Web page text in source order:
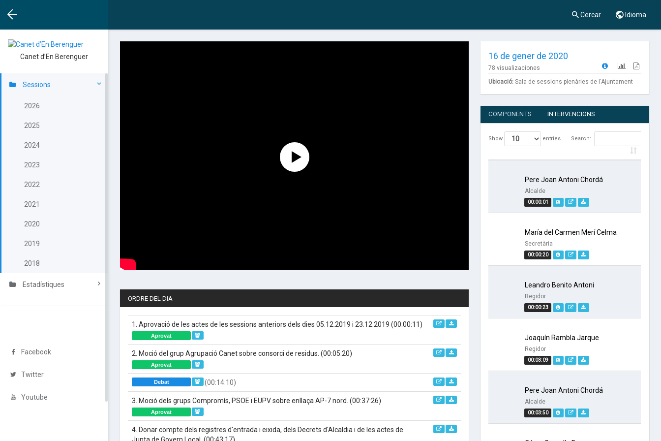
Cercar Idioma
Canet d’En Berenguer
Sessions
2026
2025
2024
2023
2022
2021
2020
2019
2018
Estadístiques
Facebook
Twitter
Youtube
ORDRE DEL DIA
1. Aprovació de les actes de les sessions anteriors dels dies 05.12.2019 i 23.12.2019 (00:00:11)
Aprovat
2. Moció del grup Agrupació Canet sobre consorci de residus. (00:05:20)
Aprovat
Debat (00:14:10)
3. Moció dels grups Compromís, PSOE i EUPV sobre enllaça AP-7 nord. (00:37:26)
Aprovat
4. Donar compte dels registres d'entrada i eixida, dels Decrets d'Alcaldia i de les actes de
16 de gener de 2020
78 visualizaciones
Ubicació:Sala de sessions plenàries de l'Ajuntament
COMPONENTS INTERVENCIONS
Show entries Search:
00:00:01
Pere Joan Antoni Chordá
Alcalde
00:00:20
María del Carmen Merí Celma
Secretària
00:00:23
Leandro Benito Antoni
Regidor
00:03:09
Joaquín Rambla Jarque
Regidor
00:03:50
Pere Joan Antoni Chordá
Alcalde